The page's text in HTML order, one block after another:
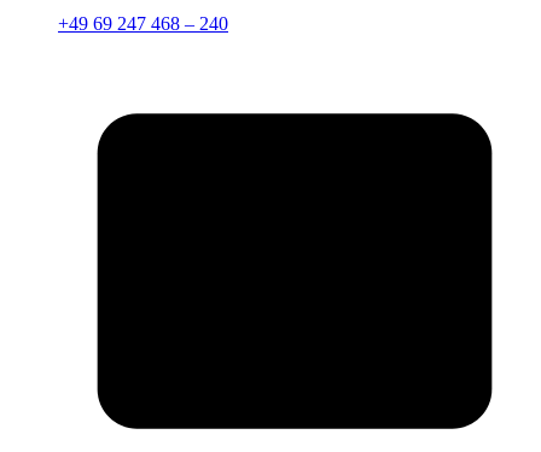
+49 69 247 468 – 240